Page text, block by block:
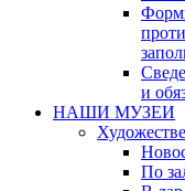
и
НАШИ МУЗЕИ
По